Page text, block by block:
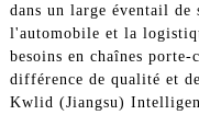
dans un large éventail de
l'automobile et la
besoins en chaînes
différence de qualité et
Kwlid (Jiangsu)